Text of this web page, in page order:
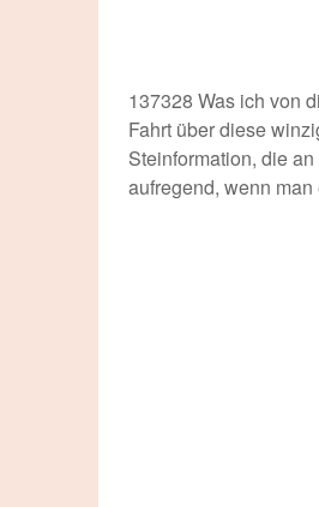
137328 Was ich von
Fahrt über diese
Steinformation, die
aufregend, wenn